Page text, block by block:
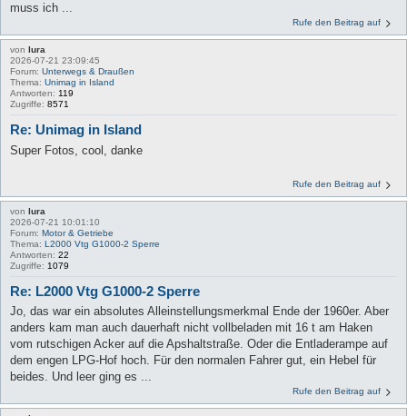
muss ich ...
Rufe den Beitrag auf
von
lura
2026-07-21 23:09:45
Forum: Unterwegs & Draußen
Thema: Unimag in Island
Antworten: 119
Zugriffe: 8571
Re: Unimag in Island
Super Fotos, cool, danke
Rufe den Beitrag auf
von lura
2026-07-21 10:01:10
Forum: Motor & Getriebe
Thema: L2000 Vtg G1000-2 Sperre
Antworten: 22
Zugriffe: 1079
Re: L2000 Vtg G1000-2 Sperre
Jo, das war ein absolutes Alleinstellungsmerkmal Ende der 1960er. Aber
anders kam man auch dauerhaft nicht vollbeladen mit 16 t am Haken
vom rutschigen Acker auf die Apshaltstraße. Oder die Entladerampe auf
dem engen LPG-Hof hoch. Für den normalen Fahrer gut, ein Hebel für
beides. Und leer ging es ...
Rufe den Beitrag auf